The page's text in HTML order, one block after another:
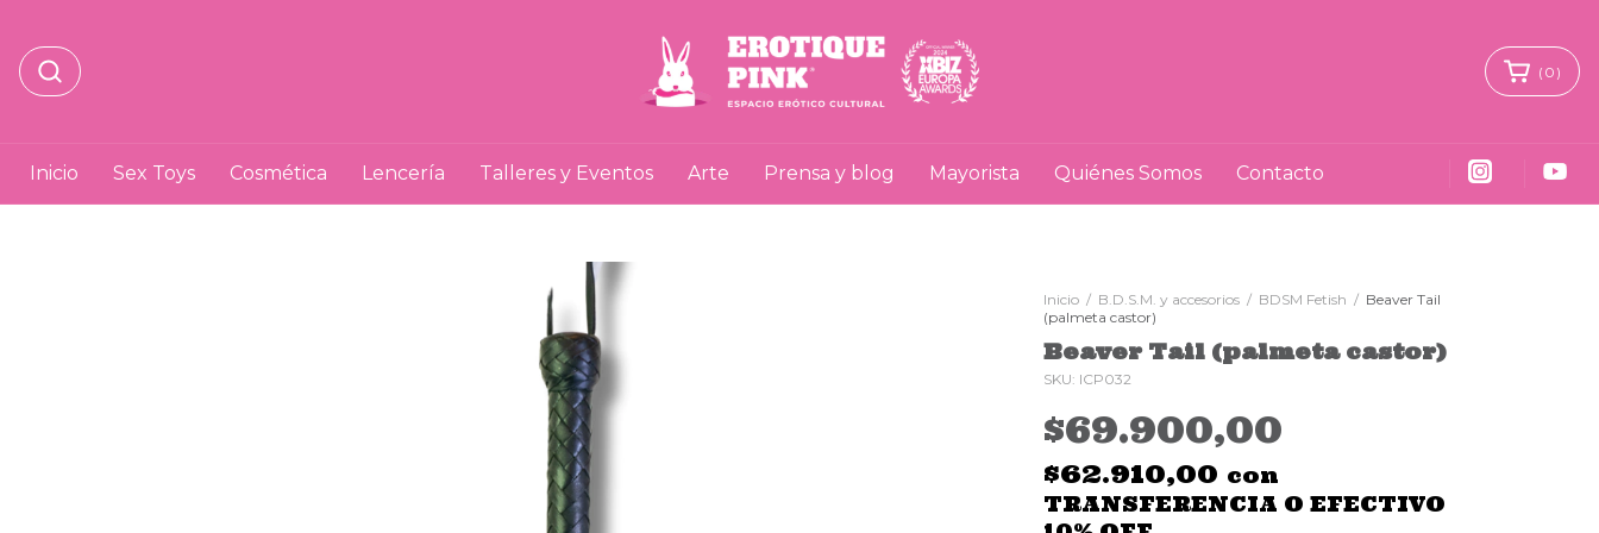
( 0 )
Inicio Sex Toys Cosmética Lencería Talleres y Eventos Arte Prensa y blog Mayorista Quiénes Somos Contacto
Inicio / B.D.S.M. y accesorios / BDSM Fetish / Beaver Tail
(palmeta castor)
Beaver Tail (palmeta castor)
SKU: ICP032
$69.900,00
$62.910,00 con
TRANSFERENCIA O EFECTIVO